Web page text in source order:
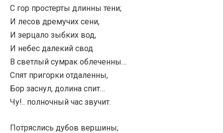
С гор простерты длинны тени;
И лесов дремучих сени,
И зерцало зыбких вод,
И небес далекий свод
В светлый сумрак облеченны…
Спят пригорки отдаленны,
Бор заснул, долина спит…
Чу!.. полночный час звучит.
Потряслись дубов вершины;